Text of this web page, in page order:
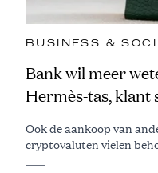
BUSINESS &
Bank wil meer
Hermès-tas, klant
Ook de aankoop van
cryptovaluten vielen